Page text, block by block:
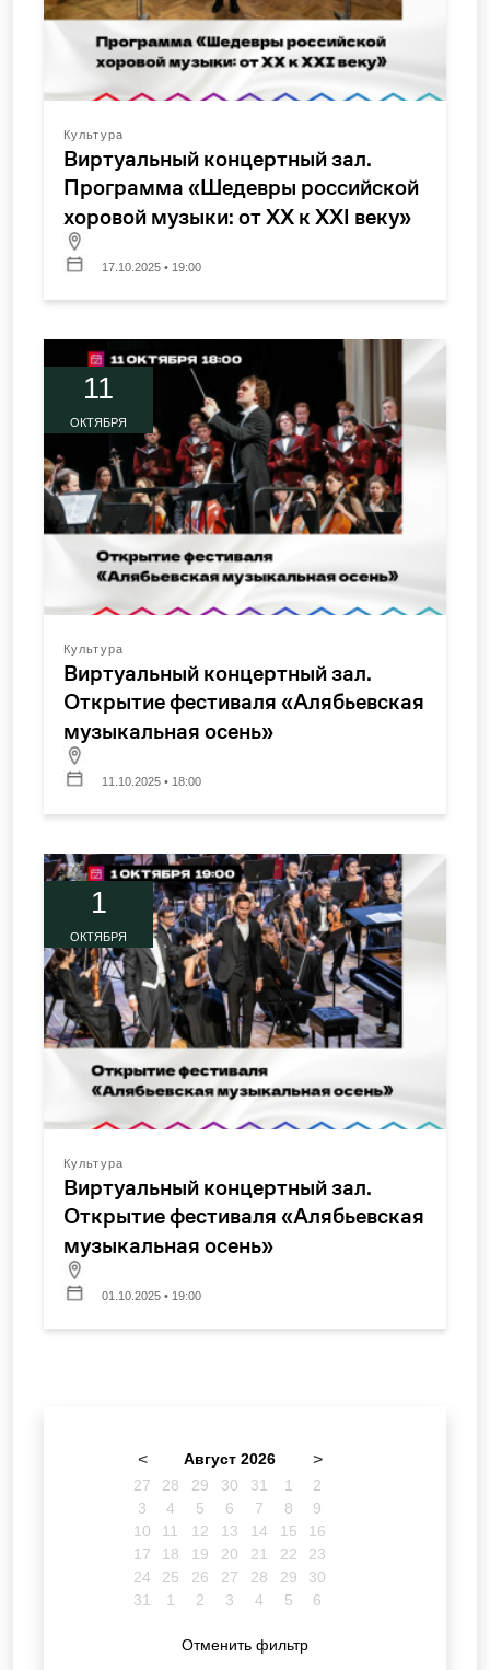
Культура
Виртуальный концертный зал.
Программа «Шедевры российской
хоровой музыки: от XX к XXI веку»
17.10.2025 • 19:00
11
ОКТЯБРЯ
Культура
Виртуальный концертный зал.
Открытие фестиваля «Алябьевская
музыкальная осень»
11.10.2025 • 18:00
1
ОКТЯБРЯ
Культура
Виртуальный концертный зал.
Открытие фестиваля «Алябьевская
музыкальная осень»
01.10.2025 • 19:00
< Август 2026 >
27 28 29 30 31 1
2
3
4 5 6 7 8
9
10
11 12 13 14 15
16
17
18 19 20 21 22
23
24
25 26 27 28 29
30
31
1 2 3 4 5 6
Отменить фильтр